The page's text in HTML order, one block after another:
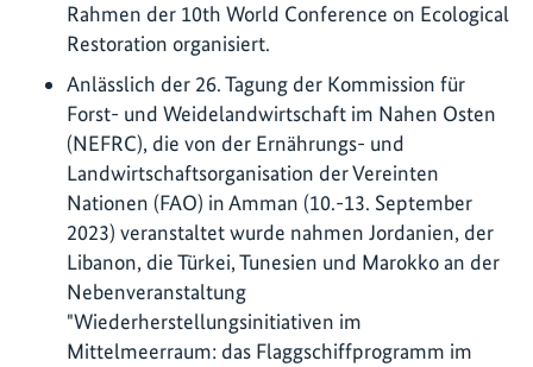
Rahmen der 10th World Conference on Ecological
Restoration organisiert.
Anlässlich der 26. Tagung der Kommission für
Forst- und Weidelandwirtschaft im Nahen Osten
(NEFRC), die von der Ernährungs- und
Landwirtschaftsorganisation der Vereinten
Nationen (FAO) in Amman (10.-13. September
2023) veranstaltet wurde nahmen Jordanien, der
Libanon, die Türkei, Tunesien und Marokko an der
Nebenveranstaltung
"Wiederherstellungsinitiativen im
Mittelmeerraum: das Flaggschiffprogramm im